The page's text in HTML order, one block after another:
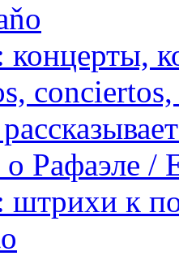
концерты,
Рафаэле /
штрихи к